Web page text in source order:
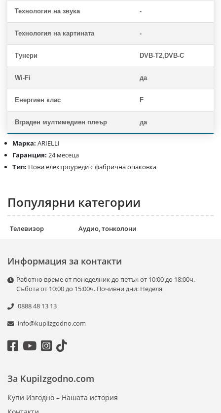
Технология на звука -
Технология на картината -
Тунери DVB-T2,DVB-C
Wi-Fi да
Енергиен клас F
Вграден мултимедиен плеър да
Марка: ARIELLI
Гаранция: 24 месеца
Тип: Нови електроуреди с фабрична опаковка
Популярни категории
Телевизор Аудио, тонколони
Информация за контакти
Работно време от понеделник до петък от 10:00 до 18:00ч.
Събота от 10:00 до 15:00ч. Почивни дни: Неделя
0888 48 13 13
info@kupiizgodno.com
За KupiIzgodno.com
Купи Изгодно – Нашата история